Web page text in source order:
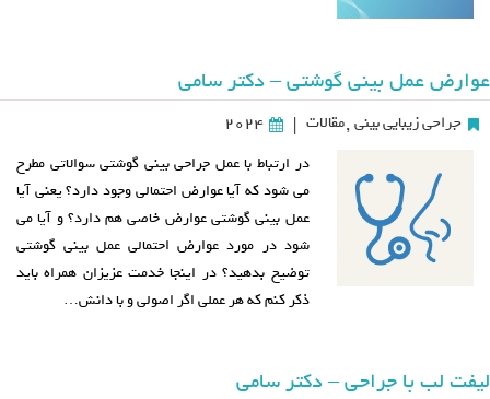
عوارض عمل بینی گوشتی – دکتر سامی
جراحی زیبایی بینی ,مقالات |
2024
در ارتباط با عمل جراحی بینی گوشتی سوالاتی مطرح
می شود که آیا عوارض احتمالی وجود دارد؟ یعنی آیا
عمل بینی گوشتی عوارض خاصی هم دارد؟ و آیا می
شود در مورد عوارض احتمالی عمل بینی گوشتی
توضیح بدهید؟ در اینجا خدمت عزیزان همراه باید
ذکر کنم که هر عملی اگر اصولی و با دانش…
لیفت لب با جراحی – دکتر سامی